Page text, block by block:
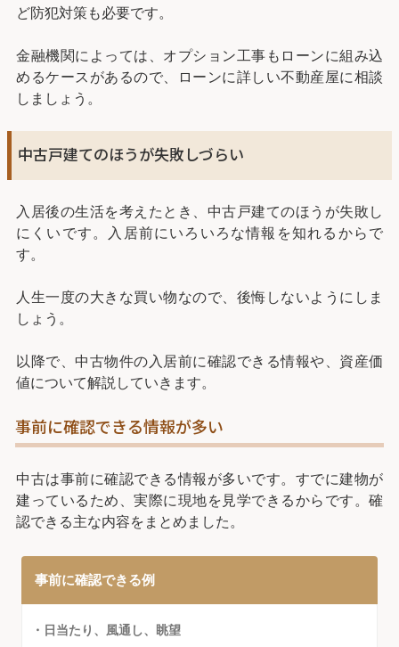
ど防犯対策も必要です。
金融機関によっては、オプション工事もローンに組み込
めるケースがあるので、ローンに詳しい不動産屋に相談
しましょう。
中古戸建てのほうが失敗しづらい
入居後の生活を考えたとき、中古戸建てのほうが失敗し
にくいです。入居前にいろいろな情報を知れるからで
す。
人生一度の大きな買い物なので、後悔しないようにしま
しょう。
以降で、中古物件の入居前に確認できる情報や、資産価
値について解説していきます。
事前に確認できる情報が多い
中古は事前に確認できる情報が多いです。すでに建物が
建っているため、実際に現地を見学できるからです。確
認できる主な内容をまとめました。
事前に確認できる例
・日当たり、風通し、眺望